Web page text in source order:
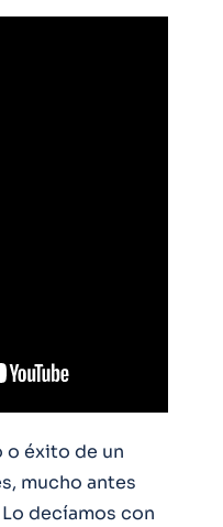
o éxito de un
mucho antes
decíamos con